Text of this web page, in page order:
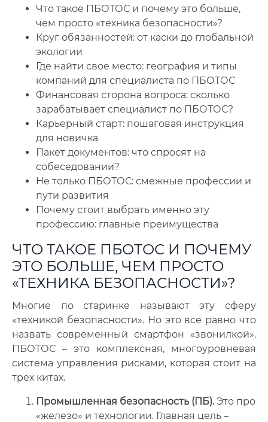
Что такое ПБОТОС и почему это больше,
чем просто «техника безопасности»?
Круг обязанностей: от каски до глобальной
экологии
Где найти свое место: география и типы
компаний для специалиста по ПБОТОС
Финансовая сторона вопроса: сколько
зарабатывает специалист по ПБОТОС?
Карьерный старт: пошаговая инструкция
для новичка
Пакет документов: что спросят на
собеседовании?
Не только ПБОТОС: смежные профессии и
пути развития
Почему стоит выбрать именно эту
профессию: главные преимущества
ЧТО ТАКОЕ ПБОТОС И ПОЧЕМУ
ЭТО БОЛЬШЕ, ЧЕМ ПРОСТО
«ТЕХНИКА БЕЗОПАСНОСТИ»?
Многие по старинке называют эту сферу
«техникой безопасности». Но это все равно что
назвать современный смартфон «звонилкой».
ПБОТОС – это комплексная, многоуровневая
система управления рисками, которая стоит на
трех китах.
Промышленная безопасность (ПБ).Это про
«железо» и технологии. Главная цель –